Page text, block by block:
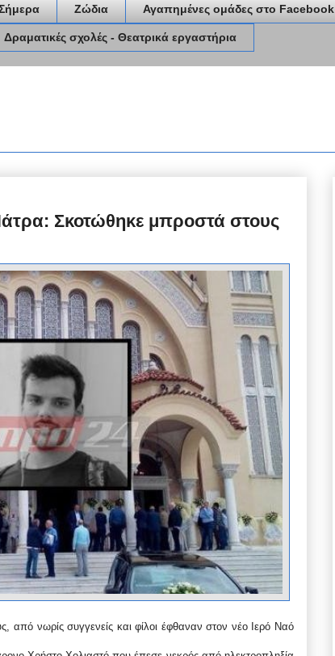
Ζώδια Αγαπημένες ομάδες στο Facebook
Δραματικές σχολές - Θεατρικά εργαστήρια
Σκοτώθηκε μπροστά στους
από νωρίς συγγενείς και φίλοι έφθαναν στον νέο Ιερό Ναό